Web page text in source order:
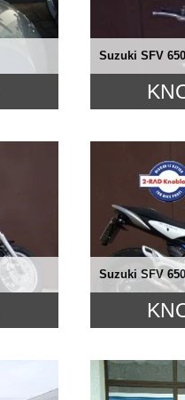
Suzuki SFV
Suzuki SFV